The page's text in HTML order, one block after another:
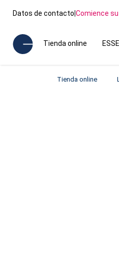
Datos de contacto|Comience su
Tienda online
Tienda online